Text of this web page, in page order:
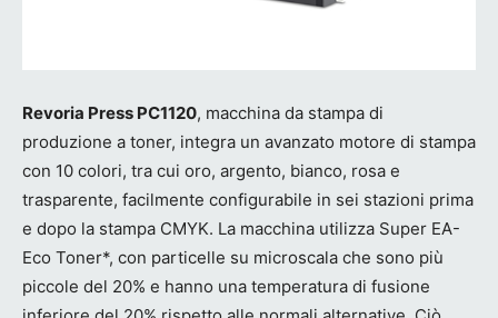
Revoria Press PC1120, macchina da stampa di
produzione a toner, integra un avanzato motore di stampa
con 10 colori, tra cui oro, argento, bianco, rosa e
trasparente, facilmente configurabile in sei stazioni prima
e dopo la stampa CMYK. La macchina utilizza Super EA-
Eco Toner*, con particelle su microscala che sono più
piccole del 20% e hanno una temperatura di fusione